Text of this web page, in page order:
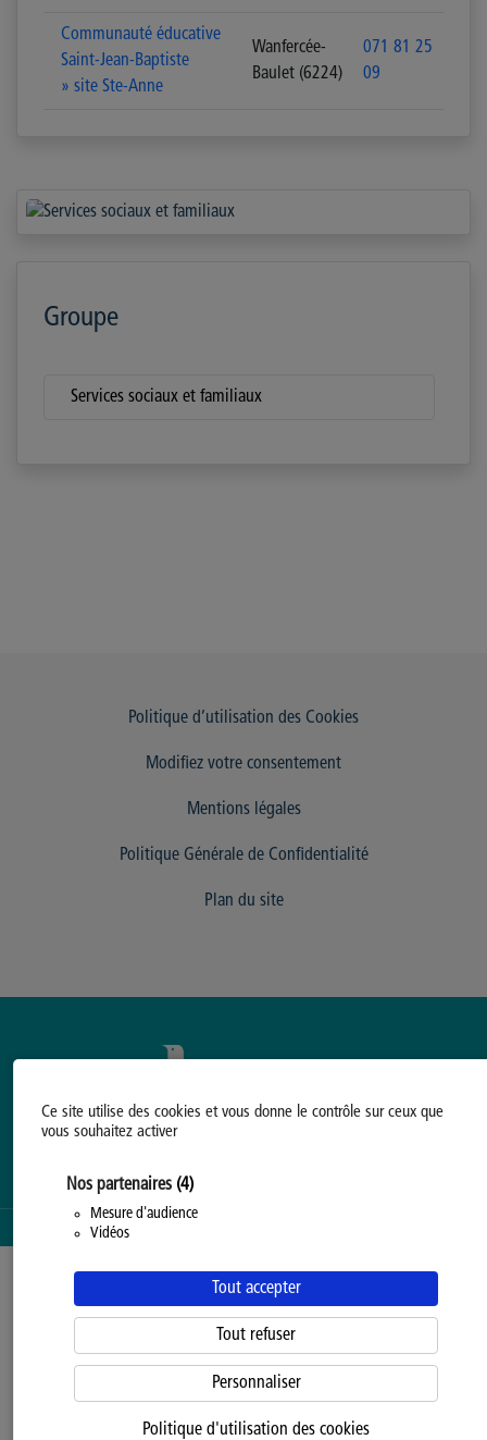
Ce site utilise des cookies et vous donne le contrôle sur ceux que
vous souhaitez activer
Nos partenaires (4)
Mesure d'audience
Vidéos
Tout accepter
Tout refuser
Personnaliser
Politique d'utilisation des cookies
Communauté éducative
Saint-Jean-Baptiste
» site Ste-Anne
Wanfercée-
Baulet (6224)
071 81 25
09
Groupe
Services sociaux et familiaux
Politique d’utilisation des Cookies
Modifiez votre consentement
Mentions légales
Politique Générale de Confidentialité
Plan du site